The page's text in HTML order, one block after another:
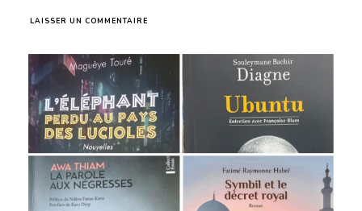
LAISSER UN COMMENTAIRE
ŒUVRES
À
NE
PAS
MANQUER